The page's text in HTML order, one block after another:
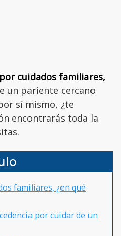
cuidados familiares,
un pariente cercano
sí mismo, ¿te
encontrarás toda la
familiares, ¿en qué
por cuidar de un